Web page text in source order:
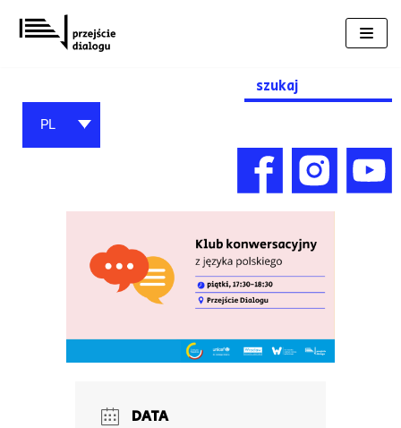
Przejdź
do
Search
for:
PL
DATA